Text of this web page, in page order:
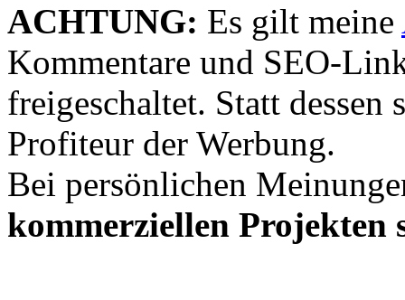
ACHTUNG: Es gilt meine
Kommentare und SEO-
freigeschaltet. Statt dessen
Profiteur der Werbung.
Bei persönlichen
kommerziellen Projekten